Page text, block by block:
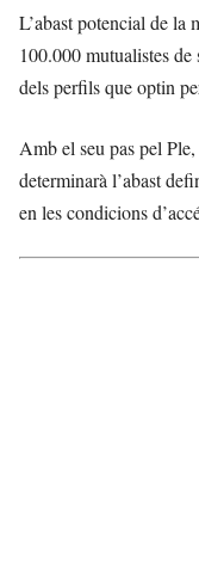
L’abast potencial de la
100.000 mutualistes
dels perfils que optin
Amb el seu pas pel
determinarà l’abast
en les condicions